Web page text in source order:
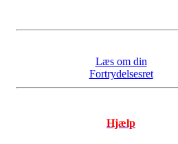
Læs om din
Fortrydelsesret
Hjælp